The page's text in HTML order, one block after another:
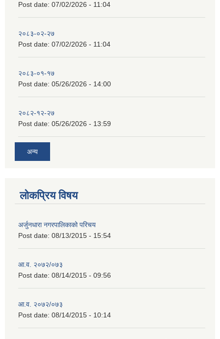
Post date: 07/02/2026 - 11:04
२०८३-०२-२७
Post date: 07/02/2026 - 11:04
२०८३-०१-१७
Post date: 05/26/2026 - 14:00
२०८२-१२-२७
Post date: 05/26/2026 - 13:59
अन्य
लोकप्रिय विषय
अर्जुनधारा नगरपालिकाको परिचय
Post date: 08/13/2015 - 15:54
आ.व. २०७२/०७३
Post date: 08/14/2015 - 09:56
आ.व. २०७२/०७३
Post date: 08/14/2015 - 10:14